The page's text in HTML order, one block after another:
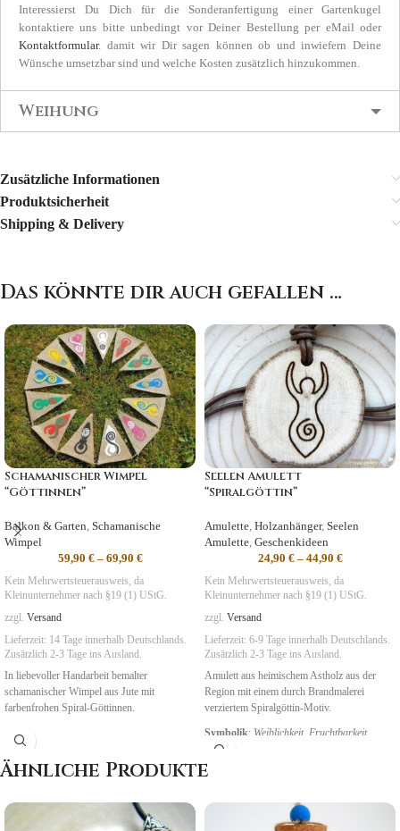
Interessierst Du Dich für die Sonderanfertigung einer Gartenkugel
kontaktiere uns bitte unbedingt vor Deiner Bestellung per eMail oder
Kontaktformular. damit wir Dir sagen können ob und inwiefern Deine
Wünsche umsetzbar sind und welche Kosten zusätzlich hinzukommen.
Weihung
Zusätzliche Informationen
Produktsicherheit
Shipping & Delivery
Das könnte dir auch gefallen …
Schamanischer Wimpel
“Göttinnen”
Balkon & Garten Schamanische
Wimpel
59,90 €– 69,90 €
Kein Mehrwertsteuerausweis, da
Kleinunternehmer nach §19 (1) UStG.
zzgl. Versand
Lieferzeit: 14 Tage innerhalb Deutschlands.
Zusätzlich 2-3 Tage ins Ausland.
In liebevoller Handarbeit bemalter
schamanischer Wimpel aus Jute mit
farbenfrohen Spiral-Göttinnen.
Seelen Amulett
“Spiralgöttin”
Amulette Holzanhänger, Seelen
Amulette Geschenkideen
24,90 €– 44,90 €
Kein Mehrwertsteuerausweis, da
Kleinunternehmer nach §19 (1) UStG.
zzgl. Versand
Lieferzeit: 6-9 Tage innerhalb Deutschlands.
Zusätzlich 2-3 Tage ins Ausland.
Amulett aus heimischem Astholz aus der
Region mit einem durch Brandmalerei
verziertem Spiralgöttin-Motiv.
Symbolik: Weiblichkeit, Fruchtbarkeit
Ähnliche Produkte